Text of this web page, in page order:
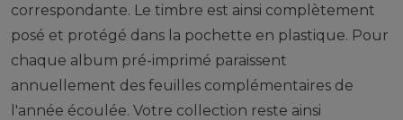
correspondante. Le timbre est ainsi complètement
posé et protégé dans la pochette en plastique. Pour
chaque album pré-imprimé paraissent
annuellement des feuilles complémentaires de
l'année écoulée. Votre collection reste ainsi